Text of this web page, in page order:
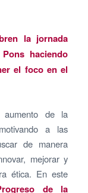
la jornada
haciendo
el foco en el
aumento de la
a las
de manera
mejorar y
ética. En este
de la